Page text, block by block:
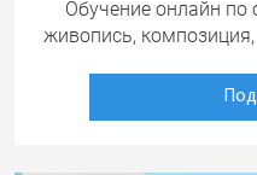
Обучение онлайн
живопись, композиция,